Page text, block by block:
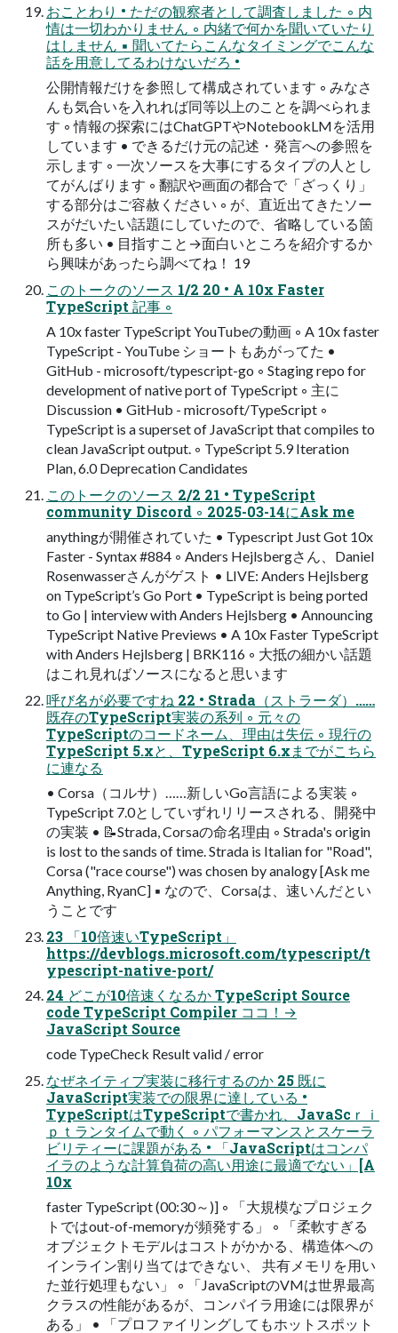
おことわり • ただの観察者として調査しました ◦ 内
情は一切わかりません ◦ 内緒で何かを聞いていたり
はしません ▪ 聞いてたらこんなタイミングでこんな
話を用意してるわけないだろ •
公開情報だけを参照して構成されています ◦ みなさ
んも気合いを入れれば同等以上のことを調べられま
す ◦ 情報の探索にはChatGPTやNotebookLMを活用
しています • できるだけ元の記述・発言への参照を
示します ◦ 一次ソースを大事にするタイプの人とし
てがんばります ◦ 翻訳や画面の都合で「ざっくり」
する部分はご容赦ください ◦ が、直近出てきたソー
スがだいたい話題にしていたので、省略している箇
所も多い • 目指すこと→面白いところを紹介するか
ら興味があったら調べてね！ 19
このトークのソース 1/2 20 • A 10x Faster
TypeScript 記事 ◦
A 10x faster TypeScript YouTubeの動画 ◦ A 10x faster
TypeScript - YouTube ショートもあがってた •
GitHub - microsoft/typescript-go ◦ Staging repo for
development of native port of TypeScript ◦ 主に
Discussion • GitHub - microsoft/TypeScript ◦
TypeScript is a superset of JavaScript that compiles to
clean JavaScript output. ◦ TypeScript 5.9 Iteration
Plan, 6.0 Deprecation Candidates
このトークのソース 2/2 21 • TypeScript
community Discord ◦ 2025-03-14にAsk me
anythingが開催されていた • Typescript Just Got 10x
Faster - Syntax #884 ◦ Anders Hejlsbergさん、Daniel
Rosenwasserさんがゲスト • LIVE: Anders Hejlsberg
on TypeScript’s Go Port • TypeScript is being ported
to Go | interview with Anders Hejlsberg • Announcing
TypeScript Native Previews • A 10x Faster TypeScript
with Anders Hejlsberg | BRK116 ◦ 大抵の細かい話題
はこれ見ればソースになると思います
呼び名が必要ですね 22 • Strada（ストラーダ）……
既存のTypeScript実装の系列 ◦ 元々の
TypeScriptのコードネーム、理由は失伝 ◦ 現行の
TypeScript 5.xと、TypeScript 6.xまでがこちら
に連なる
• Corsa（コルサ）……新しいGo言語による実装 ◦
TypeScript 7.0としていずれリリースされる、開発中
の実装 • 📝Strada, Corsaの命名理由 ◦ Strada's origin
is lost to the sands of time. Strada is Italian for "Road",
Corsa ("race course") was chosen by analogy [Ask me
Anything, RyanC] ▪ なので、Corsaは、速いんだとい
うことです
23 「10倍速いTypeScript」
https://devblogs.microsoft.com/typescript/t
ypescript-native-port/
24 どこが10倍速くなるか TypeScript Source
code TypeScript Compiler ココ！→
JavaScript Source
code TypeCheck Result valid / error
なぜネイティブ実装に移行するのか 25 既に
JavaScript実装での限界に達している •
TypeScriptはTypeScriptで書かれ、JavaScｒｉ
ｐｔランタイムで動く ◦ パフォーマンスとスケーラ
ビリティーに課題がある • 「JavaScriptはコンパ
イラのような計算負荷の高い用途に最適でない」[A
10x
faster TypeScript (00:30～)] ◦ 「大規模なプロジェク
トではout-of-memoryが頻発する」 ◦ 「柔軟すぎる
オブジェクトモデルはコストがかかる、構造体への
インライン割り当てはできない、 共有メモリを用い
た並行処理もない」 ◦ 「JavaScriptのVMは世界最高
クラスの性能があるが、コンパイラ用途には限界が
ある」 • 「プロファイリングしてもホットスポット